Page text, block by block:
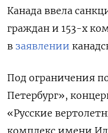
Канада ввела
граждан и 153-х
в заявлении
Под ограничения
Петербург»,
«Русские
комплекс имени